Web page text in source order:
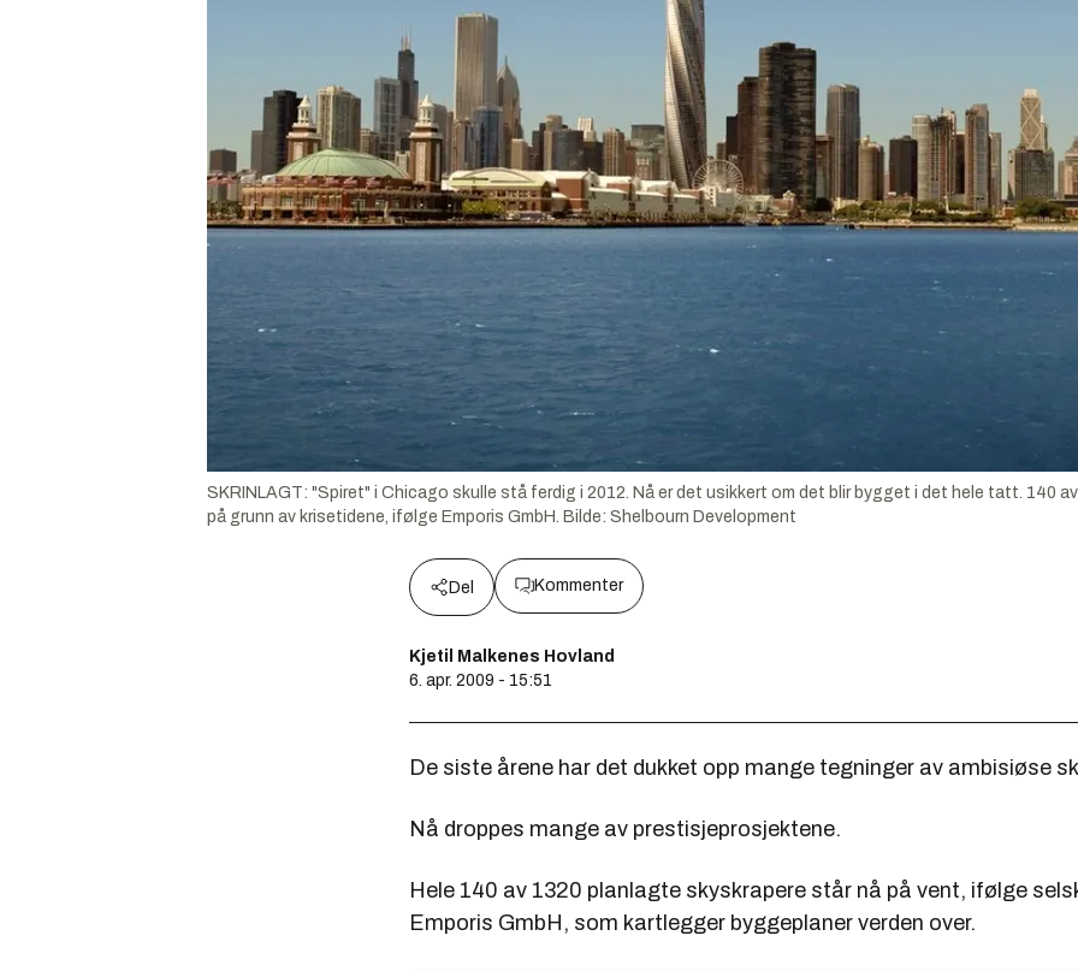
SKRINLAGT: "Spiret" i Chicago skulle stå ferdig i 2012. Nå er det usikkert om det blir bygget i det hele tatt. 140
på grunn av krisetidene, ifølge Emporis GmbH. Bilde: Shelbourn Development
Del Kommenter
Kjetil Malkenes Hovland
6. apr. 2009 - 15:51
De siste årene har det dukket opp mange tegninger av ambisiøse
Nå droppes mange av prestisjeprosjektene.
Hele 140 av 1320 planlagte skyskrapere står nå på vent, ifølge
Emporis GmbH, som kartlegger byggeplaner verden over.